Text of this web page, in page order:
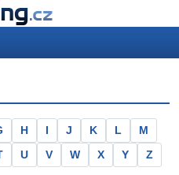
H I J K L
M
U V W X Y Z